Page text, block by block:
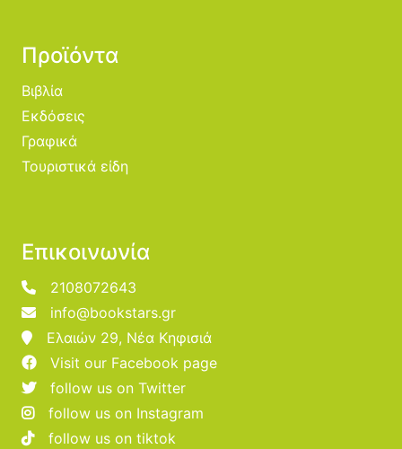
Προϊόντα
Βιβλία
Εκδόσεις
Γραφικά
Τουριστικά είδη
Επικοινωνία
2108072643
info@bookstars.gr
Ελαιών 29, Νέα Κηφισιά
Visit our Facebook page
follow us on Twitter
follow us on Instagram
follow us on tiktok